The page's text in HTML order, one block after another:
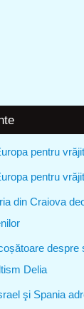
pentru
pentru
din Craiova
despre
Delia
şi Spania